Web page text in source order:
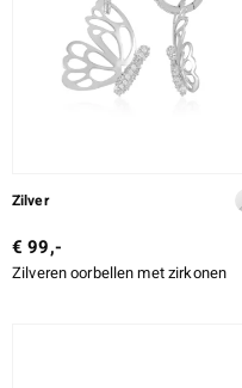
Zilver
€ 99,-
Zilveren oorbellen met zirkonen